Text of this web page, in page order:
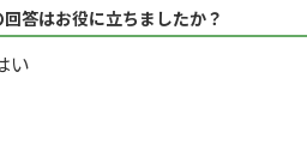
回答はお役に立ちましたか？
い